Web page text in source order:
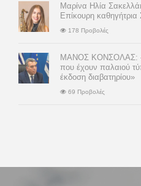
Μαρίνα Ηλία
Επίκουρη
178 Προβολές
ΜΑΝΟΣ ΚΟΝΣΟΛΑΣ:
που έχουν παλαιού
έκδοση διαβατηρίου»
69 Προβολές